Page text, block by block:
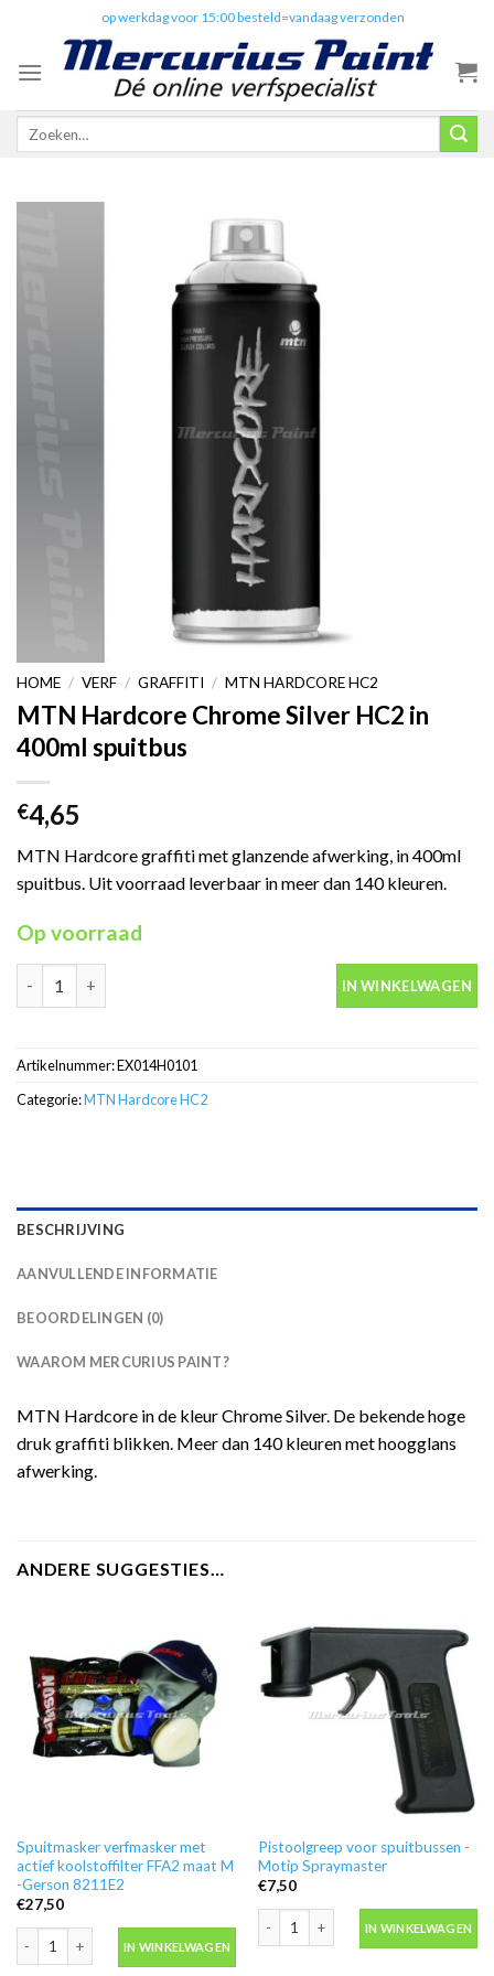
content
op werkdag voor 15:00 besteld=vandaag verzonden
Zoeken
HOME / VERF / GRAFFITI / MTN HARDCORE HC2
MTN Hardcore Chrome Silver HC2 in
400ml spuitbus
€4,65
MTN Hardcore graffiti met glanzende afwerking, in 400ml
spuitbus. Uit voorraad leverbaar in meer dan 140 kleuren.
Op voorraad
IN WINKELWAGEN
Artikelnummer:EX014H0101
Categorie:MTN Hardcore HC2
BESCHRIJVING
AANVULLENDE INFORMATIE
BEOORDELINGEN (0)
WAAROM MERCURIUS PAINT?
MTN Hardcore in de kleur Chrome Silver. De bekende hoge
druk graffiti blikken. Meer dan 140 kleuren met hoogglans
afwerking.
ANDERE SUGGESTIES…
Spuitmasker verfmasker met
actief koolstoffilter FFA2 maat M
-Gerson 8211E2
€27,50
Spuitmasker verfmasker met actief koolstoffilter FFA2 maat M -Gerson
IN WINKELWAGEN
Pistoolgreep voor spuitbussen -
Motip Spraymaster
€7,50
Pistoolgreep voor spuitbussen -
IN WINKELWAGEN